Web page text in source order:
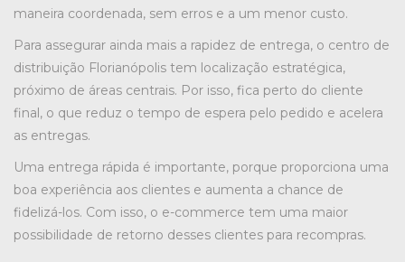
maneira coordenada, sem erros e a um menor custo.
Para assegurar ainda mais a rapidez de entrega, o centro de
distribuição Florianópolis tem localização estratégica,
próximo de áreas centrais. Por isso, fica perto do cliente
final, o que reduz o tempo de espera pelo pedido e acelera
as entregas.
Uma entrega rápida é importante, porque proporciona uma
boa experiência aos clientes e aumenta a chance de
fidelizá-los. Com isso, o e-commerce tem uma maior
possibilidade de retorno desses clientes para recompras.